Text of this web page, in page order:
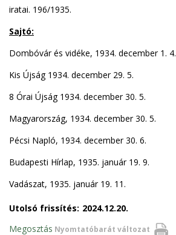
iratai. 196/1935.
Sajtó:
Dombóvár és vidéke, 1934. december 1. 4.
Kis Újság 1934. december 29. 5.
8 Órai Újság 1934. december 30. 5.
Magyarország, 1934. december 30. 5.
Pécsi Napló, 1934. december 30. 6.
Budapesti Hírlap, 1935. január 19. 9.
Vadászat, 1935. január 19. 11.
Utolsó frissítés: 2024.12.20.
Nyomtatóbarát változat
Megosztás